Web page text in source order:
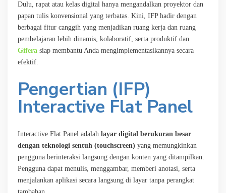
Dulu, rapat atau kelas digital hanya mengandalkan proyektor dan
papan tulis konvensional yang terbatas. Kini, IFP hadir dengan
berbagai fitur canggih yang menjadikan ruang kerja dan ruang
pembelajaran lebih dinamis, kolaboratif, serta produktif dan
Gifera siap membantu Anda mengimplementasikannya secara
efektif.
Pengertian (IFP)
Interactive Flat Panel
Interactive Flat Panel adalah layar digital berukuran besar
dengan teknologi sentuh (touchscreen) yang memungkinkan
pengguna berinteraksi langsung dengan konten yang ditampilkan.
Pengguna dapat menulis, menggambar, memberi anotasi, serta
menjalankan aplikasi secara langsung di layar tanpa perangkat